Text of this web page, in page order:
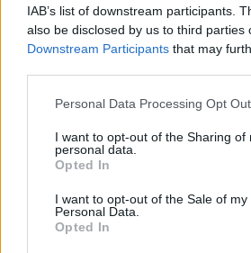
IAB’s list of downstream participants.
also be disclosed by us to third parties
Downstream Participants that may
Personal Data Processing Opt
I want to opt-out of the Sharing of
personal data.
Opted In
I want to opt-out of the Sale of my
Personal Data.
Opted In
Στα Ιωάννινα η Ελληνική
Ομοσπονδία &#8211;
Ο 1ος Δρόμος Υγείας «Άγιος